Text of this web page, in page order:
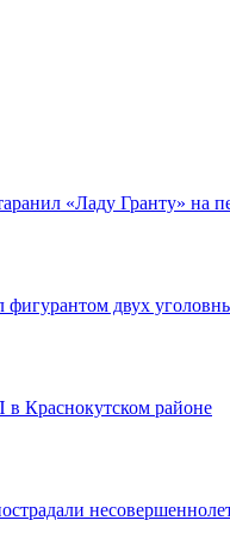
«Ладу Гранту» на
фигурантом двух
Краснокутском районе